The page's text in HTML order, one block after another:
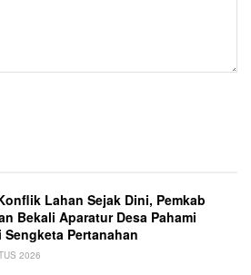
Lahan Sejak Dini, Pemkab
Bekali Aparatur Desa Pahami
Sengketa Pertanahan
2026